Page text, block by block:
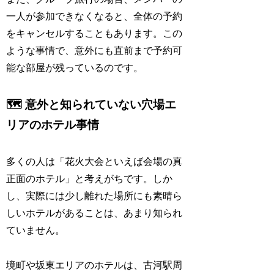
一人が参加できなくなると、全体の予約
をキャンセルすることもあります。この
ような事情で、意外にも直前まで予約可
能な部屋が残っているのです。
🗺️ 意外と知られていない穴場エ
リアのホテル事情
多くの人は「花火大会といえば会場の真
正面のホテル」と考えがちです。しか
し、実際には少し離れた場所にも素晴ら
しいホテルがあることは、あまり知られ
ていません。
境町や坂東エリアのホテルは、古河駅周